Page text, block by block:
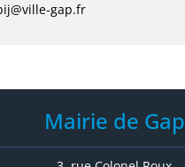
gap.fr
Mairie de Gap